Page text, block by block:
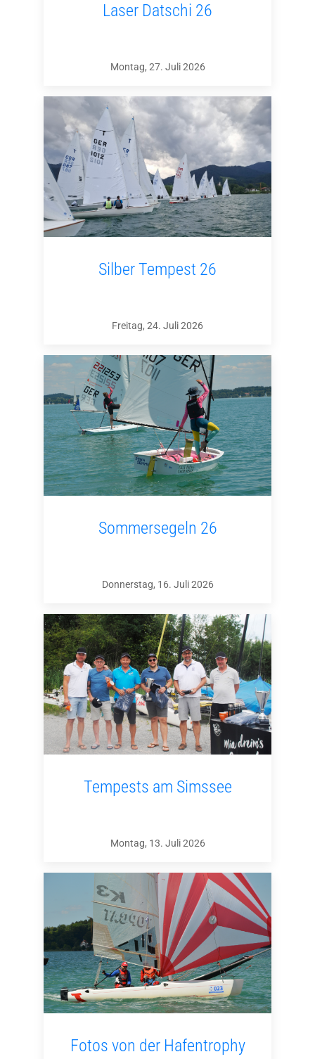
Laser Datschi 26
Montag, 27. Juli 2026
Silber Tempest 26
Freitag, 24. Juli 2026
Sommersegeln 26
Donnerstag, 16. Juli 2026
Tempests am Simssee
Montag, 13. Juli 2026
Fotos von der Hafentrophy